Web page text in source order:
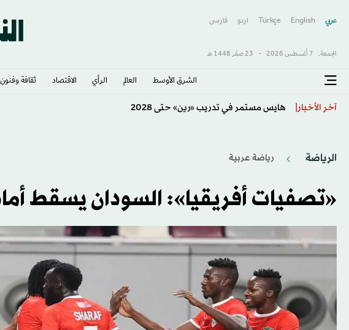
عربي English
Türkçe اردو فارسى
الجمعة, 7 أغسطس 2026 - 23 صفَر 1448 هـ
الشرق الأوسط​ العالم الرأي الاقتصاد ثقافة وفنون
آخر الأخبار رودجرز: القادسية سينافس على كل الألقاب
الرياضة رياضة عربية
«تصفيات أفريقيا»: السودان يسقط